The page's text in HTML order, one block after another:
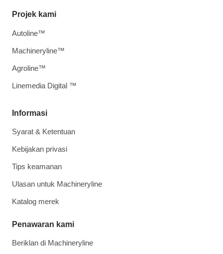
Informasi
Syarat & Ketentuan
Kebijakan privasi
Tips keamanan
Ulasan untuk Machineryline
Katalog merek
Penawaran kami
Beriklan di Machineryline
Projek kami
Autoline™
Machineryline™
Agroline™
Linemedia Digital ™